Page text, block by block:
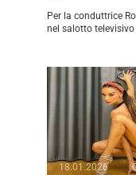
Per la conduttrice
nel salotto
18.01.2026